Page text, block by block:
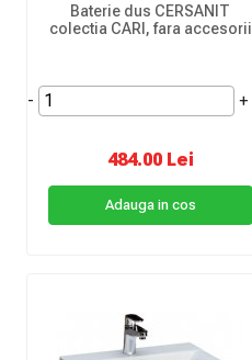
Baterie dus CERSANIT
colectia CARI, fara accesorii
- +
484.00 Lei
Adauga in cos